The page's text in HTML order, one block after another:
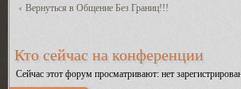
Вернуться в Общение Без Границ!!!
Кто сейчас на конференции
Сейчас этот форум просматривают: нет